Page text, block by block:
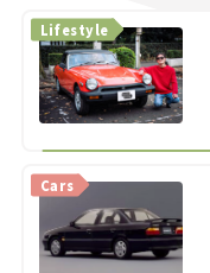
Lifestyle
Cars